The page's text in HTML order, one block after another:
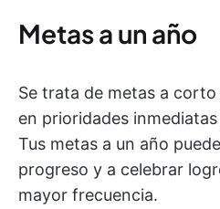
Metas a un año
Se trata de metas a
en prioridades
Tus metas a un año
progreso y a celebrar
mayor frecuencia.